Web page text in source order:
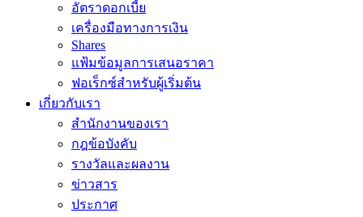
อัตราดอกเบี้ย
เครื่องมือทางการเงิน
Shares
แฟ้มข้อมูลการเสนอราคา
ฟอเร็กซ์สำหรับผู้เริ่มต้น
เกี่ยวกับเรา
สำนักงานของเรา
กฎข้อบังคับ
รางวัลและผลงาน
ข่าวสาร
ประกาศ